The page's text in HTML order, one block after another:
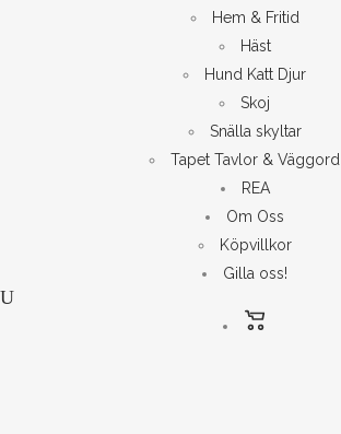
Hem & Fritid
Häst
Hund Katt Djur
Skoj
Snälla skyltar
Tapet Tavlor & Väggord
REA
Om Oss
Köpvillkor
Gilla oss!